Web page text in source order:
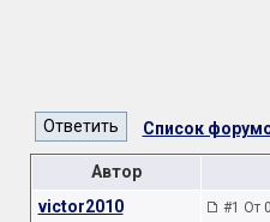
Список
Автор
victor2010
#1 От